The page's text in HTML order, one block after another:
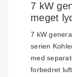
7 kW
meget
7 kW
serien
med
forbedret